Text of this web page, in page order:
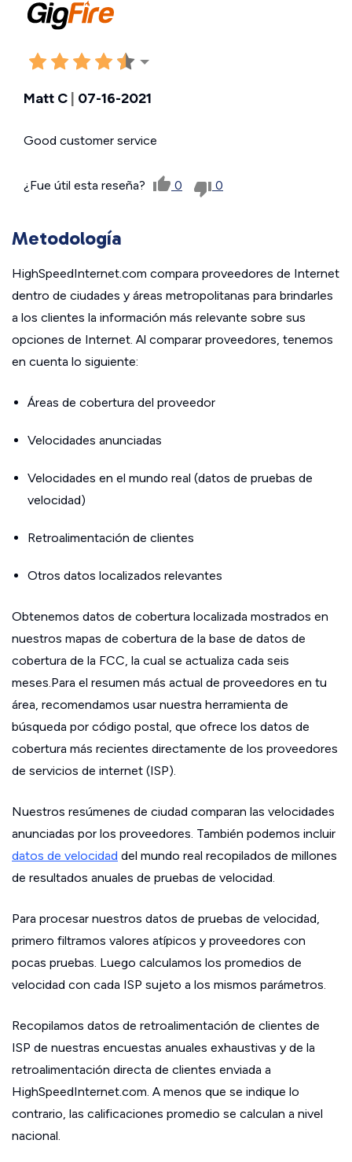
Matt C 07-16-2021
Good customer service
¿Fue útil esta reseña? 0 0
Metodología
HighSpeedInternet.com compara proveedores de Internet
dentro de ciudades y áreas metropolitanas para brindarles
a los clientes la información más relevante sobre sus
opciones de Internet. Al comparar proveedores, tenemos
en cuenta lo siguiente:
Áreas de cobertura del proveedor
Velocidades anunciadas
Velocidades en el mundo real (datos de pruebas de
velocidad)
Retroalimentación de clientes
Otros datos localizados relevantes
Obtenemos datos de cobertura localizada mostrados en
nuestros mapas de cobertura de la base de datos de
cobertura de la FCC, la cual se actualiza cada seis
meses.Para el resumen más actual de proveedores en tu
área, recomendamos usar nuestra herramienta de
búsqueda por código postal, que ofrece los datos de
cobertura más recientes directamente de los proveedores
de servicios de internet (ISP).
Nuestros resúmenes de ciudad comparan las velocidades
anunciadas por los proveedores. También podemos incluir
datos de velocidad del mundo real recopilados de millones
de resultados anuales de pruebas de velocidad.
Para procesar nuestros datos de pruebas de velocidad,
primero filtramos valores atípicos y proveedores con
pocas pruebas. Luego calculamos los promedios de
velocidad con cada ISP sujeto a los mismos parámetros.
Recopilamos datos de retroalimentación de clientes de
ISP de nuestras encuestas anuales exhaustivas y de la
retroalimentación directa de clientes enviada a
HighSpeedInternet.com. A menos que se indique lo
contrario, las calificaciones promedio se calculan a nivel
nacional.